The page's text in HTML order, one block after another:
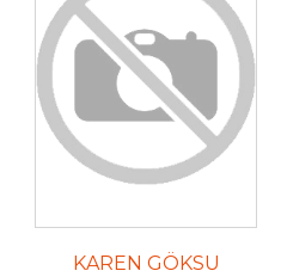
KAREN GÖKSU